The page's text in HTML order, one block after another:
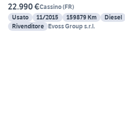
22.990 €Cassino(FR)
Usato
11/2015 159879 Km Diesel
Rivenditore Evoss Group s.r.l.